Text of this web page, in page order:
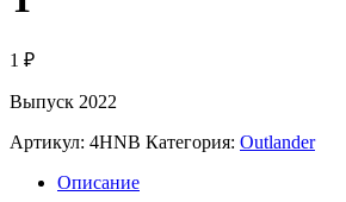
1 ₽
Выпуск 2022
Артикул: 4HNB Категория: Outlander
Описание